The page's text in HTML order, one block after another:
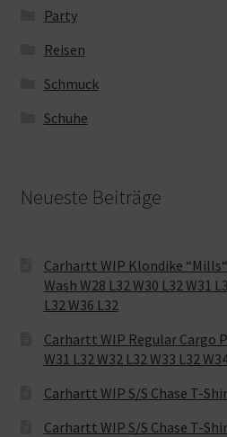
Party
Reisen
Schmuck
Schuhe
Neueste Beiträge
Carhartt WIP Klondike
Wash W28 L32 W30 L32 W31
L32 W36 L32
Carhartt WIP Regular Cargo
W31 L32 W32 L32 W33 L32
Carhartt WIP S/S Chase T-
Carhartt WIP S/S Chase T-